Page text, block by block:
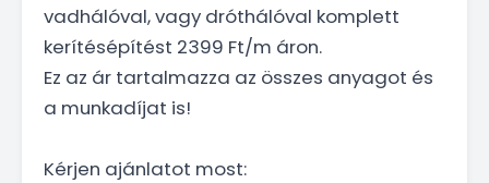
vadhálóval, vagy dróthálóval komplett
kerítésépítést 2399 Ft/m áron.
Ez az ár tartalmazza az összes anyagot és
a munkadíjat is!
Kérjen ajánlatot most: